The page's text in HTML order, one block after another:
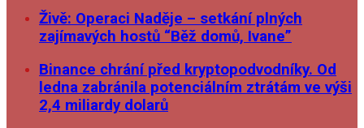
Živě: Operaci Naděje – setkání plných
zajímavých hostů “Běž domů, Ivane”
Binance chrání před kryptopodvodníky. Od
ledna zabránila potenciálním ztrátám ve výši
2,4 miliardy dolarů